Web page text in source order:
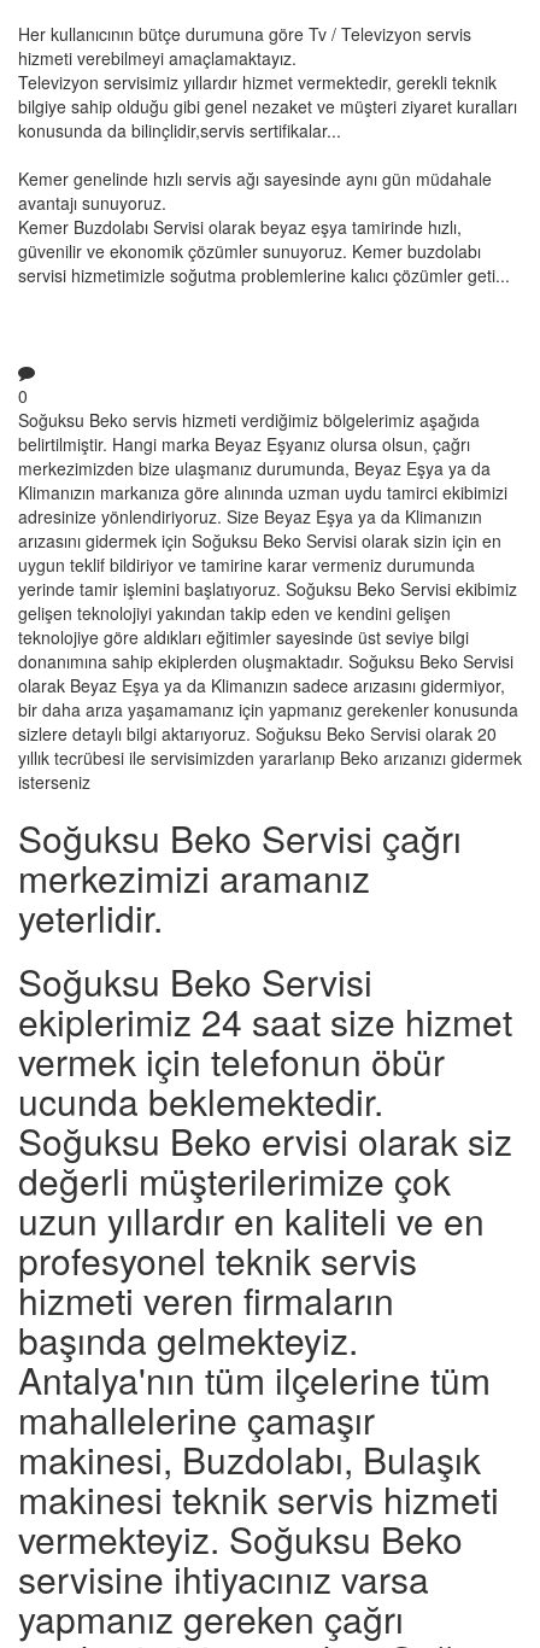
Her kullanıcının bütçe durumuna göre Tv / Televizyon servis
hizmeti verebilmeyi amaçlamaktayız.
Televizyon servisimiz yıllardır hizmet vermektedir, gerekli teknik
bilgiye sahip olduğu gibi genel nezaket ve müşteri ziyaret kuralları
konusunda da bilinçlidir,servis sertifikalar...
Kemer genelinde hızlı servis ağı sayesinde aynı gün müdahale
avantajı sunuyoruz.
Kemer Buzdolabı Servisi olarak beyaz eşya tamirinde hızlı,
güvenilir ve ekonomik çözümler sunuyoruz. Kemer buzdolabı
servisi hizmetimizle soğutma problemlerine kalıcı çözümler geti...
0
Soğuksu Beko servis hizmeti verdiğimiz bölgelerimiz aşağıda
belirtilmiştir. Hangi marka Beyaz Eşyanız olursa olsun, çağrı
merkezimizden bize ulaşmanız durumunda, Beyaz Eşya ya da
Klimanızın markanıza göre alınında uzman uydu tamirci ekibimizi
adresinize yönlendiriyoruz. Size Beyaz Eşya ya da Klimanızın
arızasını gidermek için Soğuksu Beko Servisi olarak sizin için en
uygun teklif bildiriyor ve tamirine karar vermeniz durumunda
yerinde tamir işlemini başlatıyoruz. Soğuksu Beko Servisi ekibimiz
gelişen teknolojiyi yakından takip eden ve kendini gelişen
teknolojiye göre aldıkları eğitimler sayesinde üst seviye bilgi
donanımına sahip ekiplerden oluşmaktadır. Soğuksu Beko Servisi
olarak Beyaz Eşya ya da Klimanızın sadece arızasını gidermiyor,
bir daha arıza yaşamamanız için yapmanız gerekenler konusunda
sizlere detaylı bilgi aktarıyoruz. Soğuksu Beko Servisi olarak 20
yıllık tecrübesi ile servisimizden yararlanıp Beko arızanızı gidermek
isterseniz
Soğuksu Beko Servisi çağrı
merkezimizi aramanız
yeterlidir.
Soğuksu Beko Servisi
ekiplerimiz 24 saat size hizmet
vermek için telefonun öbür
ucunda beklemektedir.
Soğuksu Beko ervisi olarak siz
değerli müşterilerimize çok
uzun yıllardır en kaliteli ve en
profesyonel teknik servis
hizmeti veren firmaların
başında gelmekteyiz.
Antalya'nın tüm ilçelerine tüm
mahallelerine çamaşır
makinesi, Buzdolabı, Bulaşık
makinesi teknik servis hizmeti
vermekteyiz. Soğuksu Beko
servisine ihtiyacınız varsa
yapmanız gereken çağrı